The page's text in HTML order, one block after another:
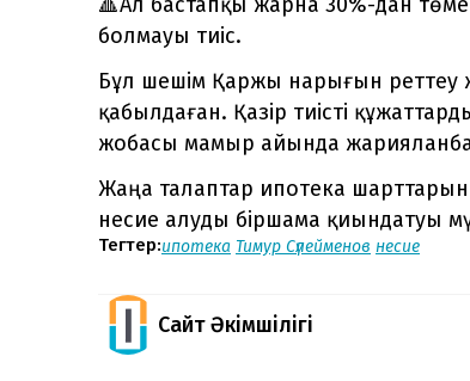
болмауы тиіс.
Бұл шешім Қаржы нарығын реттеу
қабылдаған. Қазір тиісті
жобасы мамыр айында
Жаңа талаптар ипотека
несие алуды біршама қиындатуы
Тегтер:ипотека Тимур Сүлейменов несие
Сайт Әкімшілігі